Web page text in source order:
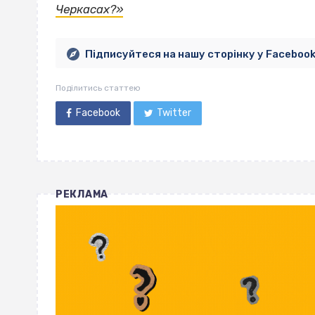
Черкасах?»
Підписуйтеся на нашу сторінку у Facebook
Поділитись статтею
Facebook Twitter
РЕКЛАМА